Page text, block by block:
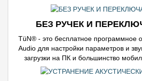
БЕЗ РУЧЕК И
TüN® - это бесплатное программное
Audio для настройки параметров и
загрузки на ПК и большинство